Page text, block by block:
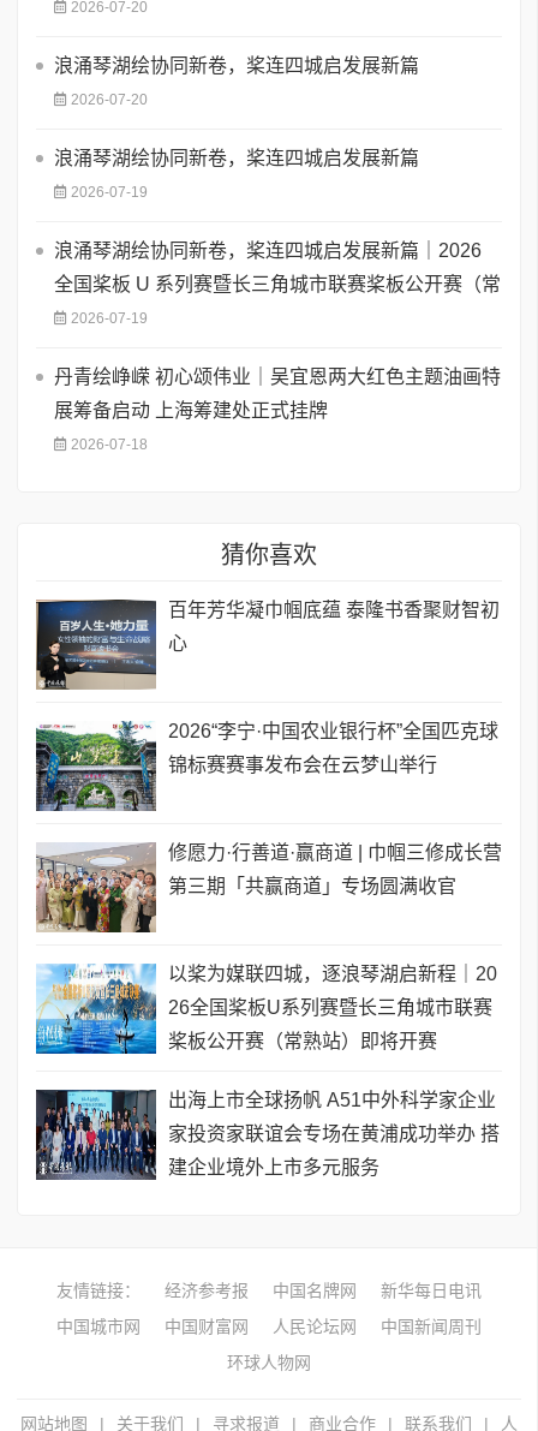
2026-07-20
浪涌琴湖绘协同新卷，桨连四城启发展新篇
2026-07-20
浪涌琴湖绘协同新卷，桨连四城启发展新篇
2026-07-19
浪涌琴湖绘协同新卷，桨连四城启发展新篇｜2026
全国桨板 U 系列赛暨长三角城市联赛桨板公开赛（常
2026-07-19
丹青绘峥嵘 初心颂伟业｜吴宜恩两大红色主题油画特
展筹备启动 上海筹建处正式挂牌
2026-07-18
猜你喜欢
百年芳华凝巾帼底蕴 泰隆书香聚财智初
心
2026“李宁·中国农业银行杯”全国匹克球
锦标赛赛事发布会在云梦山举行
修愿力·行善道·赢商道 | 巾帼三修成长营
第三期「共赢商道」专场圆满收官
以桨为媒联四城，逐浪琴湖启新程｜20
26全国桨板U系列赛暨长三角城市联赛
桨板公开赛（常熟站）即将开赛
出海上市全球扬帆 A51中外科学家企业
家投资家联谊会专场在黄浦成功举办 搭
建企业境外上市多元服务
友情链接： 经济参考报 中国名牌网
新华每日电讯
中国城市网
中国财富网 人民论坛网
中国新闻周刊
环球人物网
网站地图 | 关于我们 | 寻求报道 | 商业合作 | 联系我们 | 人